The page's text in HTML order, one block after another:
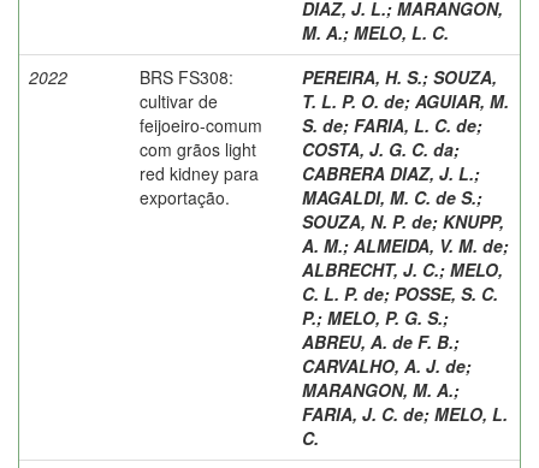
DIAZ, J. L.; MARANGON,
M. A.; MELO, L. C.
2022
BRS FS308:
cultivar de
feijoeiro-comum
com grãos light
red kidney para
exportação.
PEREIRA, H. S.; SOUZA,
T. L. P. O. de; AGUIAR, M.
S. de; FARIA, L. C. de;
COSTA, J. G. C. da;
CABRERA DIAZ, J. L.;
MAGALDI, M. C. de S.;
SOUZA, N. P. de; KNUPP,
A. M.; ALMEIDA, V. M. de;
ALBRECHT, J. C.; MELO,
C. L. P. de; POSSE, S. C.
P.; MELO, P. G. S.;
ABREU, A. de F. B.;
CARVALHO, A. J. de;
MARANGON, M. A.;
FARIA, J. C. de; MELO, L.
C.